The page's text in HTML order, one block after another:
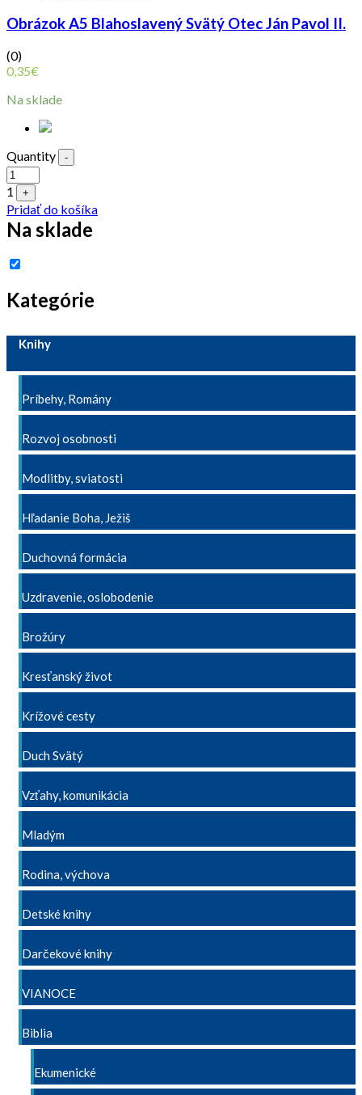
Obrázok A5 Blahoslavený Svätý Otec Ján Pavol II.
(0)
0,35€
Na sklade
Quantity -
1 +
Pridať do košíka
Na sklade
Kategórie
Knihy
Príbehy, Romány
Rozvoj osobnosti
Modlitby, sviatosti
Hľadanie Boha, Ježiš
Duchovná formácia
Uzdravenie, oslobodenie
Brožúry
Kresťanský život
Krížové cesty
Duch Svätý
Vzťahy, komunikácia
Mladým
Rodina, výchova
Detské knihy
Darčekové knihy
VIANOCE
Biblia
Ekumenické